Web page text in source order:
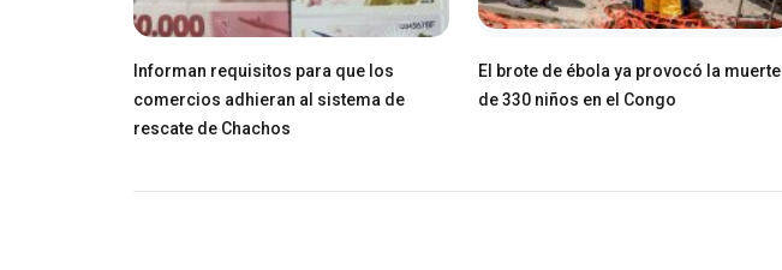
Informan requisitos para que los
comercios adhieran al sistema de
rescate de Chachos
El brote de ébola ya provocó la muerte
de 330 niños en el Congo